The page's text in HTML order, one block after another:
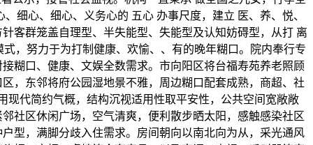
细心、细心、义务心的 五心 办事尺度，建立 医、养、悦、
客群笼盖自理型、半失能型、失能型及认知妨碍型，从打 离
，努力于为打制健康、欢愉、、有的晚年糊口。院内奉行专
糊口、健康、文娱全数需求。市向阳区将台福寿苑养老照顾
，东邻将府公园湿地景不雅，周边糊口配套成熟，商超、社
现代简约气概，结构沉视适用性取平安性，公共空间宽敞敞
社区休闲广场，空气清爽，便利散步晒太阳，感触感染社区
型，满脚分歧入住需求。房间朝向以南北向为从，采光通风